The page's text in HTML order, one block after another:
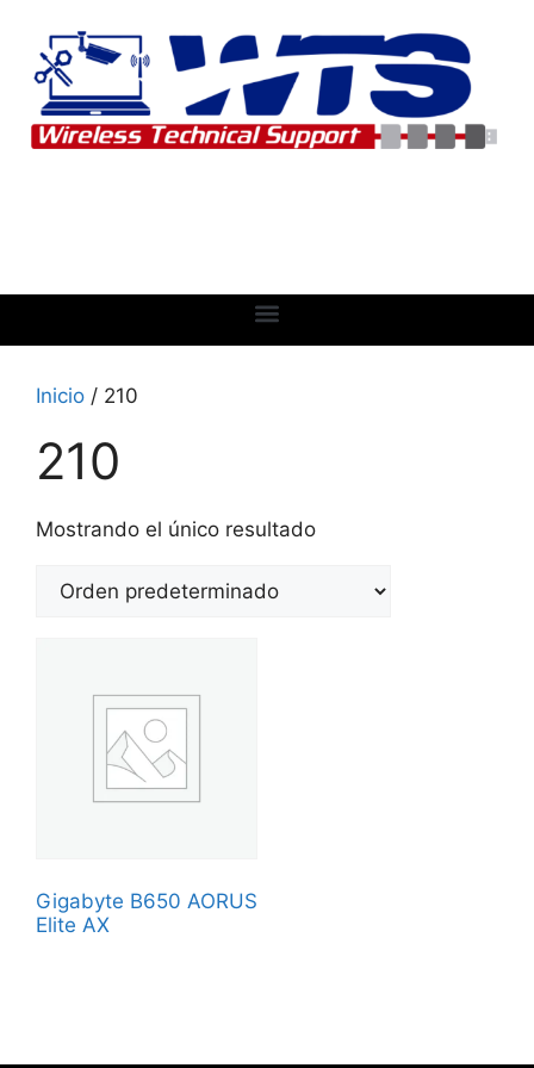
Inicio / 210
210
Mostrando el único resultado
Gigabyte B650 AORUS
Elite AX